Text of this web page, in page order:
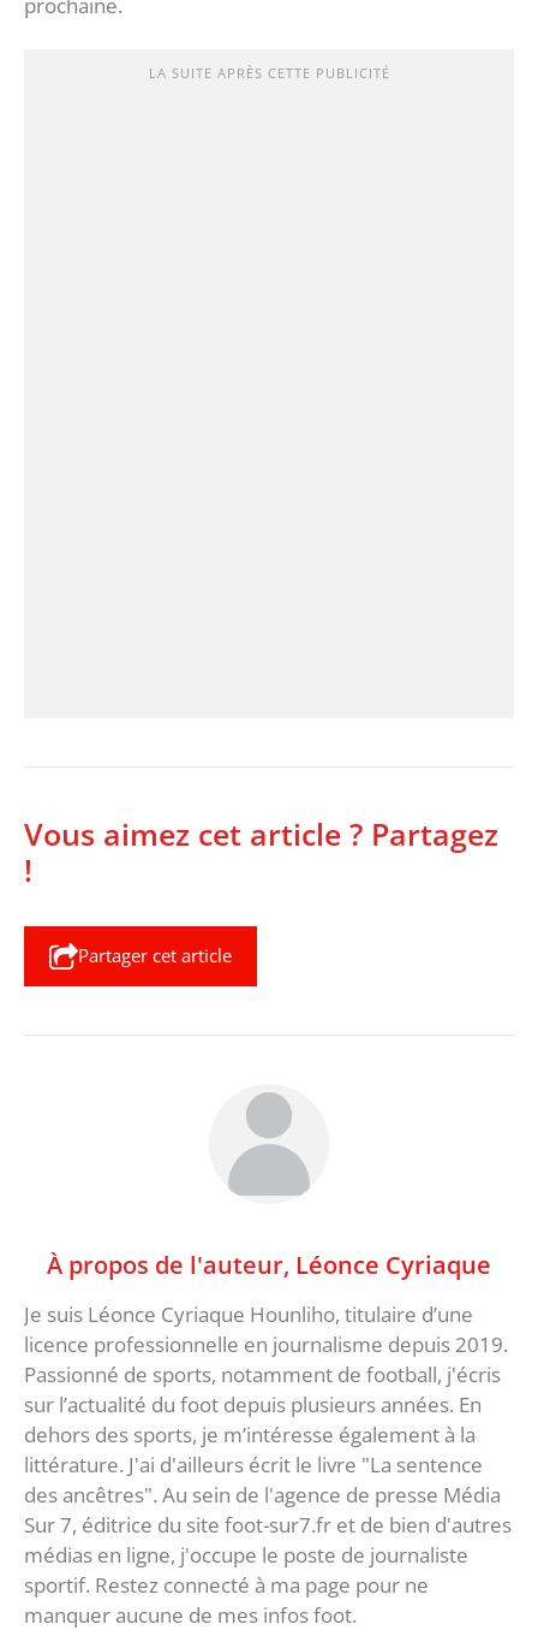
LA SUITE APRÈS CETTE PUBLICITÉ
Vous aimez cet article ? Partagez
!
Partager cet article
À propos de l'auteur, Léonce Cyriaque
Je suis Léonce Cyriaque Hounliho, titulaire d’une
licence professionnelle en journalisme depuis 2019.
Passionné de sports, notamment de football, j'écris
sur l’actualité du foot depuis plusieurs années. En
dehors des sports, je m’intéresse également à la
littérature. J'ai d'ailleurs écrit le livre "La sentence
des ancêtres". Au sein de l'agence de presse Média
Sur 7, éditrice du site foot-sur7.fr et de bien d'autres
médias en ligne, j'occupe le poste de journaliste
sportif. Restez connecté à ma page pour ne
manquer aucune de mes infos foot.